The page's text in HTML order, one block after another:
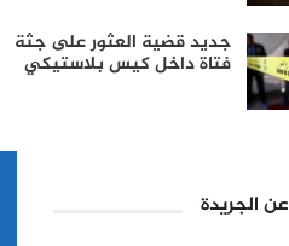
جديد قضية العثور على جثة
فتاة داخل كيس بلاستيكي
عن الجريدة